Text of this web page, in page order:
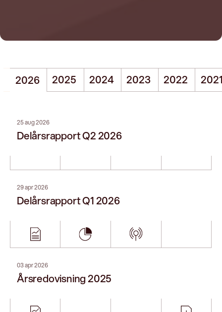
20 feb 2026
Bokslutskommuniké 2025
19 nov 2025
Delårsrapport Q3 2025
19 aug 2025
Delårsrapport Q2